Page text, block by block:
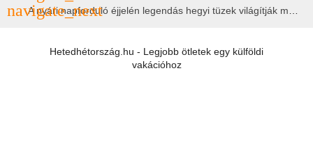
A nyári napforduló éjjelén legendás hegyi tüzek világítják meg Zugspitzét
Hetedhétország.hu - Legjobb ötletek egy külföldi
vakációhoz